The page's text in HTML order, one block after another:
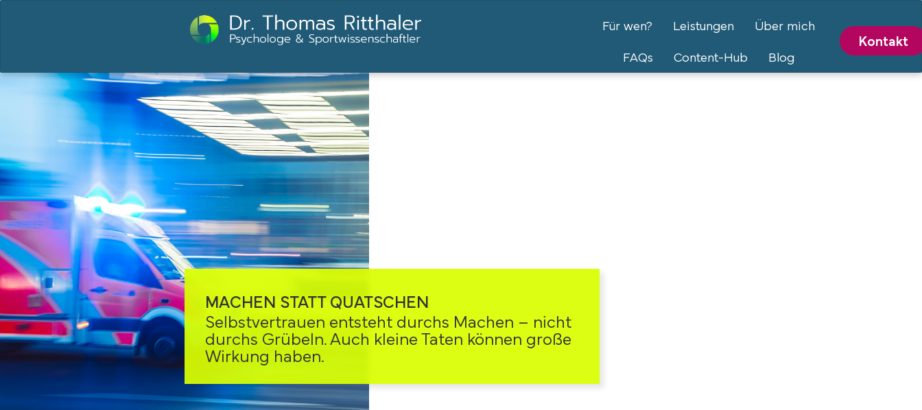
Für wen? Leistungen
Über mich
FAQs
Content-Hub Blog
Kontakt
MACHEN STATT QUATSCHEN
Selbstvertrauen entsteht durchs Machen – nicht
durchs Grübeln. Auch kleine Taten können große
Wirkung haben.